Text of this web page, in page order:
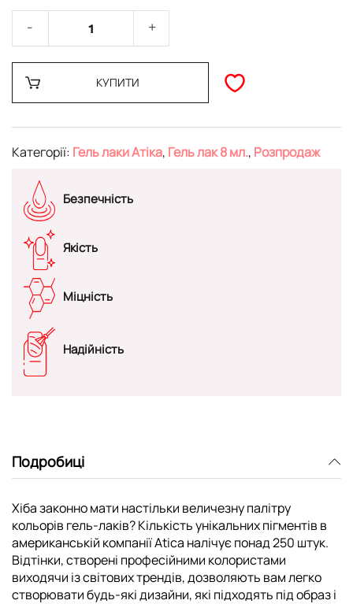
КУПИТИ
Категорії: Гель лаки Атіка, Гель лак 8 мл., Розпродаж
Безпечність
Якість
Міцність
Надійність
Подробиці
Хіба законно мати настільки величезну палітру
кольорів гель-лаків? Кількість унікальних пігментів в
американській компанії Atica налічує понад 250 штук.
Відтінки, створені професійними колористами
виходячи із світових трендів, дозволяють вам легко
створювати будь-які дизайни, які підходять під образ і